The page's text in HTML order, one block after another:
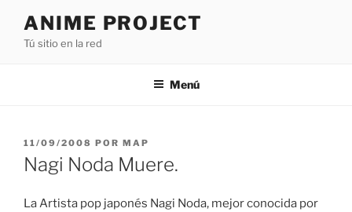
contenido
ANIME PROJECT
Tú sitio en la red
Menú
PUBLICADO
EL
11/09/2008 POR MAP
Nagi Noda Muere.
La Artista pop japonés Nagi Noda, mejor conocida por